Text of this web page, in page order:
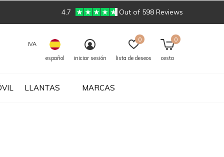
LLANTAS MARCAS
IVA
español
iniciar sesión lista de deseos
0
cesta
0
4.7 Out of 598 Reviews